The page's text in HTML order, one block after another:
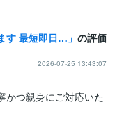
ClaudeCodeで業務ツールを爆速開発します 最短即日納品！AI駆動開発で低価格・短納期を実現 の評価
2026-07-25 13:43:07
かつ親身にご対応いた